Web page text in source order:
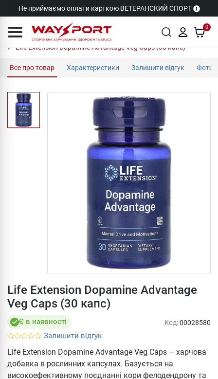
Не приймаємо оплати карткою ВЕТЕРАНСКИЙ СПОРТ
0
Life Extension Dopamine Advantage Veg Caps (30 капс)
Все про товар Характеристики Залишити відгук Фото
Life Extension Dopamine Advantage
Veg Caps (30 капс)
Є в наявності
Залишити відгук
Код:00028580
Life Extension Dopamine Advantage Veg Caps – харчова
добавка в рослинних капсулах. Базується на
високоефективному поєднанні кори фелодендрону та